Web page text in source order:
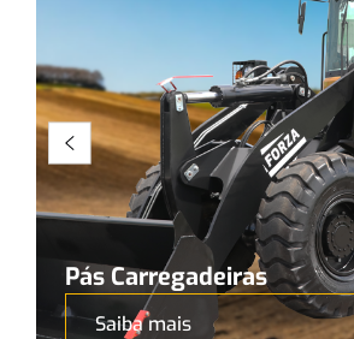
Pás Carregadeiras
Saiba mais